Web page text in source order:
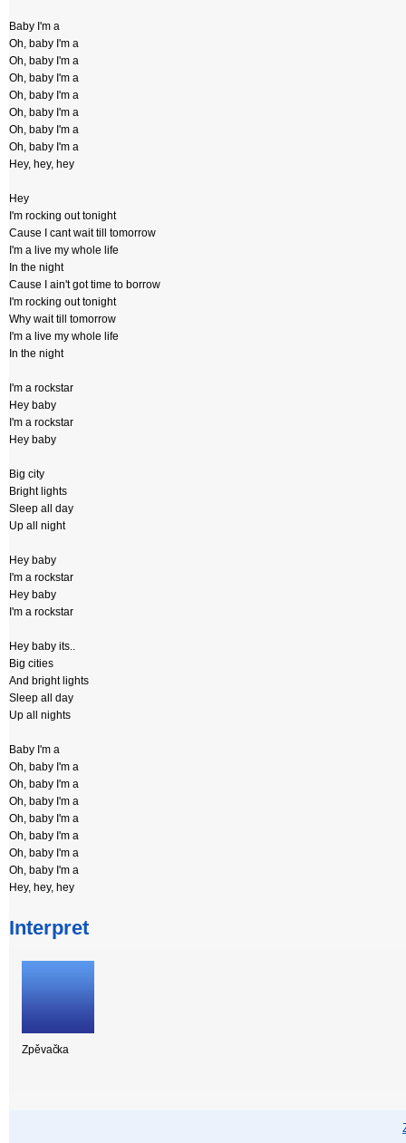
Baby I'm a
Oh, baby I'm a
Oh, baby I'm a
Oh, baby I'm a
Oh, baby I'm a
Oh, baby I'm a
Oh, baby I'm a
Oh, baby I'm a
Hey, hey, hey
Hey
I'm rocking out tonight
Cause I cant wait till tomorrow
I'm a live my whole life
In the night
Cause I ain't got time to borrow
I'm rocking out tonight
Why wait till tomorrow
I'm a live my whole life
In the night
I'm a rockstar
Hey baby
I'm a rockstar
Hey baby
Big city
Bright lights
Sleep all day
Up all night
Hey baby
I'm a rockstar
Hey baby
I'm a rockstar
Hey baby its..
Big cities
And bright lights
Sleep all day
Up all nights
Baby I'm a
Oh, baby I'm a
Oh, baby I'm a
Oh, baby I'm a
Oh, baby I'm a
Oh, baby I'm a
Oh, baby I'm a
Oh, baby I'm a
Hey, hey, hey
Interpret
Zpěvačka